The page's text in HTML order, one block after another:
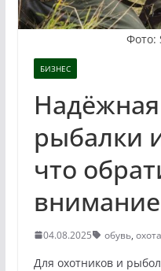
Фото:
БИЗНЕС
рыбалки
что
внимание
04.08.2025 обувь, охота
Для охотников и